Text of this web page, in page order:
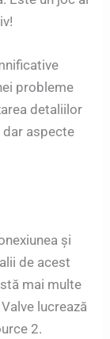
probleme
detaliilor
dar aspecte
și
de acest
mai multe
lucrează
2.